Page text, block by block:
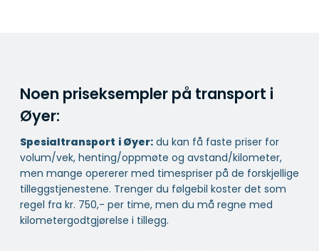
Noen priseksempler på transport i
Øyer:
Spesialtransport i Øyer: du kan få faste priser for
volum/vek, henting/oppmøte og avstand/kilometer,
men mange opererer med timespriser på de forskjellige
tilleggstjenestene. Trenger du følgebil koster det som
regel fra kr. 750,- per time, men du må regne med
kilometergodtgjørelse i tillegg.